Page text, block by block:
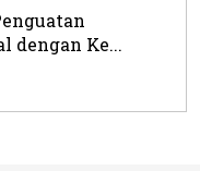
dengan Ke...